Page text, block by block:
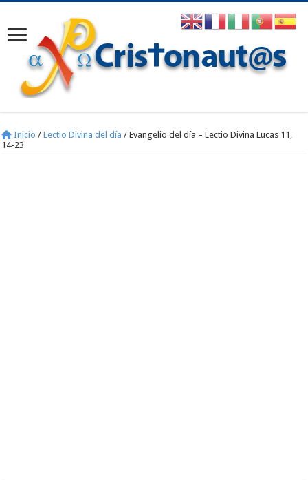
Inicio / Lectio Divina del día / Evangelio del día – Lectio Divina Lucas 11,
14-23